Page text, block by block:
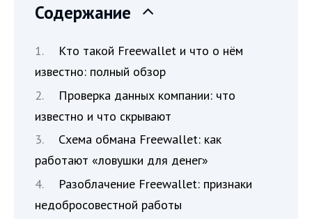
Содержание
Кто такой Freewallet и что о нём
известно: полный обзор
Проверка данных компании: что
известно и что скрывают
Схема обмана Freewallet: как
работают «ловушки для денег»
Разоблачение Freewallet: признаки
недобросовестной работы